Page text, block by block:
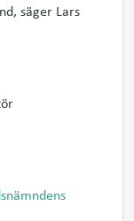
säger Lars